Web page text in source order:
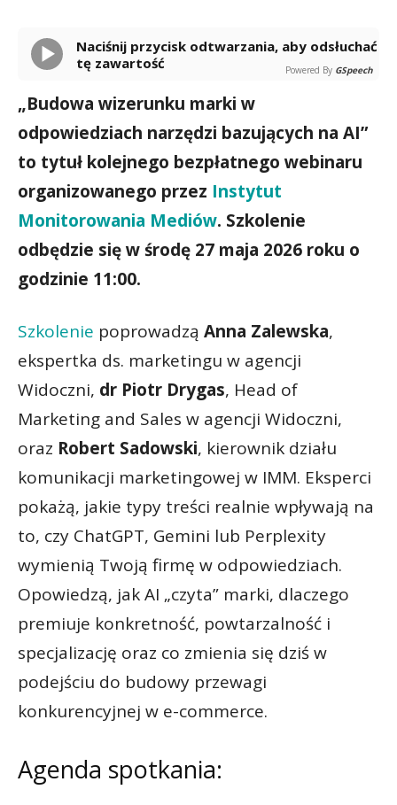
Naciśnij przycisk odtwarzania, aby odsłuchać
tę zawartość
Powered By GSpeech
„Budowa wizerunku marki w
odpowiedziach narzędzi bazujących na AI”
to tytuł kolejnego bezpłatnego webinaru
organizowanego przez Instytut
Monitorowania Mediów. Szkolenie
odbędzie się w środę 27 maja 2026 roku o
godzinie 11:00.
Szkolenie poprowadzą Anna Zalewska,
ekspertka ds. marketingu w agencji
Widoczni, dr Piotr Drygas, Head of
Marketing and Sales w agencji Widoczni,
oraz Robert Sadowski, kierownik działu
komunikacji marketingowej w IMM. Eksperci
pokażą, jakie typy treści realnie wpływają na
to, czy ChatGPT, Gemini lub Perplexity
wymienią Twoją firmę w odpowiedziach.
Opowiedzą, jak AI „czyta” marki, dlaczego
premiuje konkretność, powtarzalność i
specjalizację oraz co zmienia się dziś w
podejściu do budowy przewagi
konkurencyjnej w e-commerce.
Agenda spotkania: